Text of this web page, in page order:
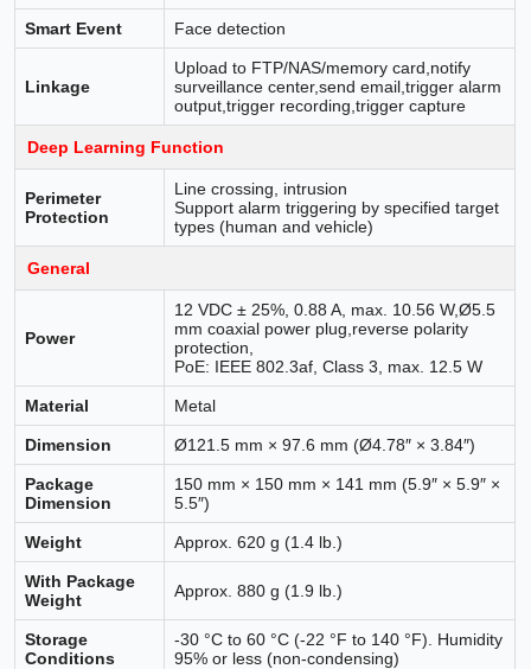
Smart Event Face detection
Linkage
Upload to FTP/NAS/memory card,notify
surveillance center,send email,trigger alarm
output,trigger recording,trigger capture
Deep Learning Function
Perimeter
Protection
Line crossing, intrusion
Support alarm triggering by specified target
types (human and vehicle)
General
Power
12 VDC ± 25%, 0.88 A, max. 10.56 W,Ø5.5
mm coaxial power plug,reverse polarity
protection,
PoE: IEEE 802.3af, Class 3, max. 12.5 W
Material Metal
Dimension Ø121.5 mm × 97.6 mm (Ø4.78″ × 3.84″)
Package
Dimension
150 mm × 150 mm × 141 mm (5.9″ × 5.9″ ×
5.5″)
Weight Approx. 620 g (1.4 lb.)
With Package
Weight
Approx. 880 g (1.9 lb.)
Storage
Conditions
-30 °C to 60 °C (-22 °F to 140 °F). Humidity
95% or less (non-condensing)